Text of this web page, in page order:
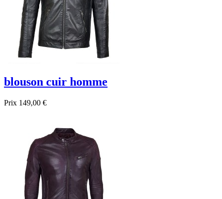
blouson cuir homme
Prix 149,00 €